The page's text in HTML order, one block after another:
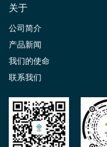
关于
公司简介
产品新闻
我们的使命
联系我们